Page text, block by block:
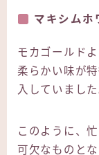
マキシムホ
モカゴールド
柔らかい味が
入していました
このように、
可欠なものとな